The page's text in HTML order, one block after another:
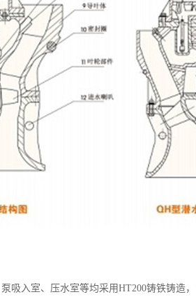
吸入室、压水室等均采用HT200铸铁铸造